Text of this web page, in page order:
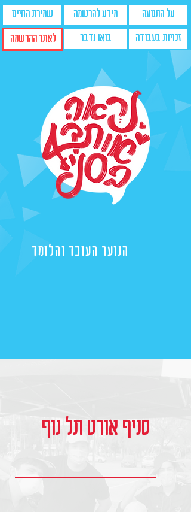
על התנועה
בואו נדבר
לאתר ההרשמה
הנוער העובד והלומד
זכויות בעבודה
שמירת החיים מידע להרשמה
סניף אורט תל נוף